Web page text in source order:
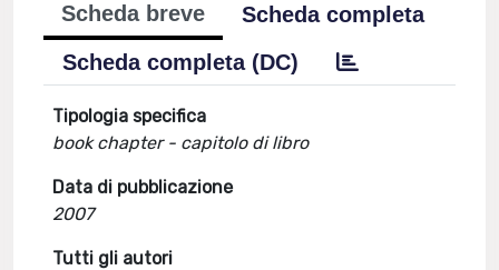
Scheda breve
Scheda completa
Scheda completa (DC)
Tipologia specifica
book chapter - capitolo di libro
Data di pubblicazione
2007
Tutti gli autori